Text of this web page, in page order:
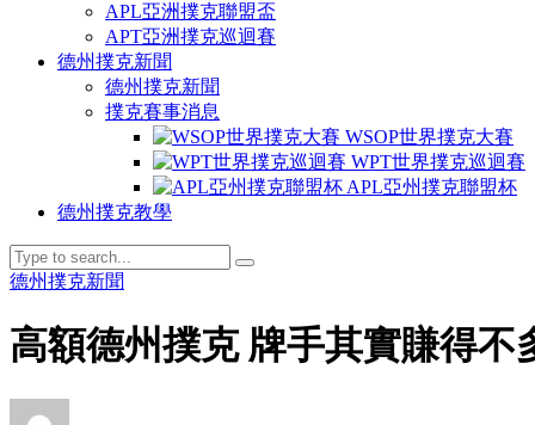
APL亞洲撲克聯盟盃
APT亞洲撲克巡迴賽
德州撲克新聞
德州撲克新聞
撲克賽事消息
WSOP世界撲克大賽
WPT世界撲克巡迴賽
APL亞州撲克聯盟杯
德州撲克教學
德州撲克新聞
高額德州撲克 牌手其實賺得不